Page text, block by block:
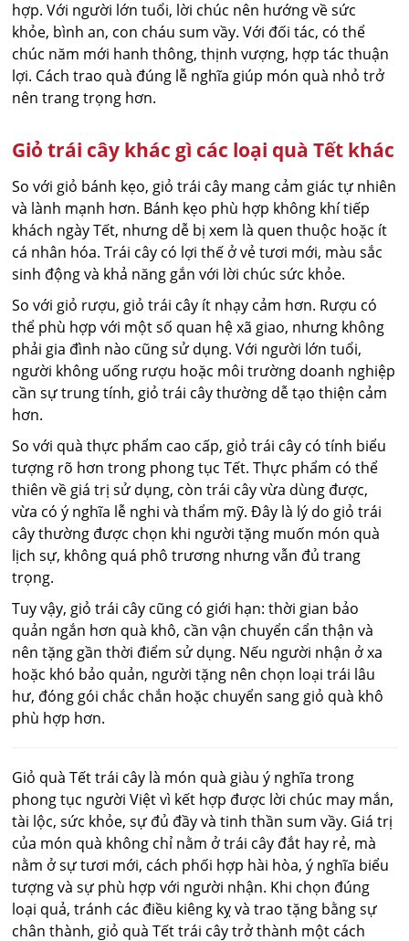
hợp. Với người lớn tuổi, lời chúc nên hướng về sức
khỏe, bình an, con cháu sum vầy. Với đối tác, có thể
chúc năm mới hanh thông, thịnh vượng, hợp tác thuận
lợi. Cách trao quà đúng lễ nghĩa giúp món quà nhỏ trở
nên trang trọng hơn.
Giỏ trái cây khác gì các loại quà Tết khác
So với giỏ bánh kẹo, giỏ trái cây mang cảm giác tự nhiên
và lành mạnh hơn. Bánh kẹo phù hợp không khí tiếp
khách ngày Tết, nhưng dễ bị xem là quen thuộc hoặc ít
cá nhân hóa. Trái cây có lợi thế ở vẻ tươi mới, màu sắc
sinh động và khả năng gắn với lời chúc sức khỏe.
So với giỏ rượu, giỏ trái cây ít nhạy cảm hơn. Rượu có
thể phù hợp với một số quan hệ xã giao, nhưng không
phải gia đình nào cũng sử dụng. Với người lớn tuổi,
người không uống rượu hoặc môi trường doanh nghiệp
cần sự trung tính, giỏ trái cây thường dễ tạo thiện cảm
hơn.
So với quà thực phẩm cao cấp, giỏ trái cây có tính biểu
tượng rõ hơn trong phong tục Tết. Thực phẩm có thể
thiên về giá trị sử dụng, còn trái cây vừa dùng được,
vừa có ý nghĩa lễ nghi và thẩm mỹ. Đây là lý do giỏ trái
cây thường được chọn khi người tặng muốn món quà
lịch sự, không quá phô trương nhưng vẫn đủ trang
trọng.
Tuy vậy, giỏ trái cây cũng có giới hạn: thời gian bảo
quản ngắn hơn quà khô, cần vận chuyển cẩn thận và
nên tặng gần thời điểm sử dụng. Nếu người nhận ở xa
hoặc khó bảo quản, người tặng nên chọn loại trái lâu
hư, đóng gói chắc chắn hoặc chuyển sang giỏ quà khô
phù hợp hơn.
Giỏ quà Tết trái cây là món quà giàu ý nghĩa trong
phong tục người Việt vì kết hợp được lời chúc may mắn,
tài lộc, sức khỏe, sự đủ đầy và tinh thần sum vầy. Giá trị
của món quà không chỉ nằm ở trái cây đắt hay rẻ, mà
nằm ở sự tươi mới, cách phối hợp hài hòa, ý nghĩa biểu
tượng và sự phù hợp với người nhận. Khi chọn đúng
loại quả, tránh các điều kiêng kỵ và trao tặng bằng sự
chân thành, giỏ quà Tết trái cây trở thành một cách